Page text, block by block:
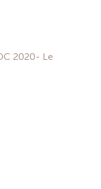
2020- Le